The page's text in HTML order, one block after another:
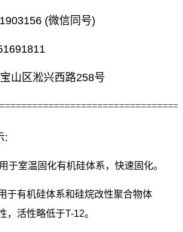
(微信同号)
山区淞兴西路258号
:
于室温固化有机硅体系，快速固化。
于有机硅体系和硅烷改性聚合物体
，活性略低于T-12。